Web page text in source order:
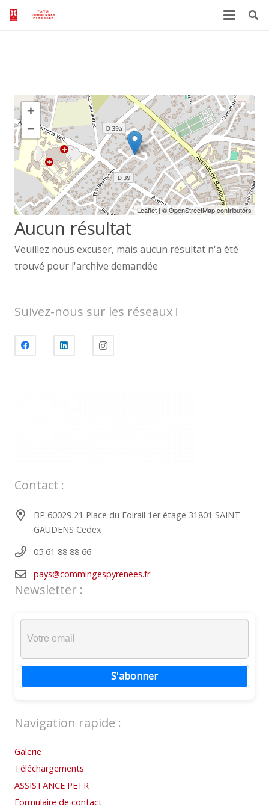
+
−
Leaflet| ©OpenStreetMapcontributors
Aucun résultat
Veuillez nous excuser, mais aucun résultat n'a été
trouvé pour l'archive demandée
Suivez-nous sur les réseaux !
Contact :
BP 60029 21 Place du Foirail 1er étage 31801 SAINT-
GAUDENS Cedex
05 61 88 88 66
pays@commingespyrenees.fr
Newsletter :
S'abonner
Navigation rapide :
Galerie
Téléchargements
ASSISTANCE PETR
Formulaire de contact